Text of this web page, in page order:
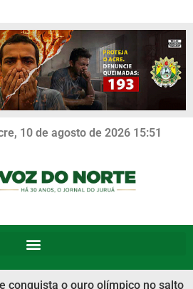
10 de agosto de 2026 15:51
conquista o ouro olímpico no salto